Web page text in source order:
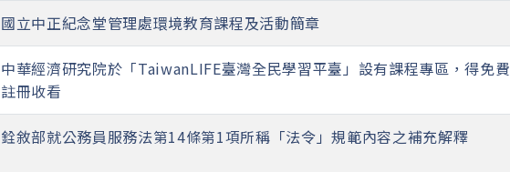
國立中正紀念堂管理處環境教育課程及活動簡章
中華經濟研究院於「TaiwanLIFE臺灣全民學習平臺」設有課程專區，得免費
註冊收看
銓敘部就公務員服務法第14條第1項所稱「法令」規範內容之補充解釋